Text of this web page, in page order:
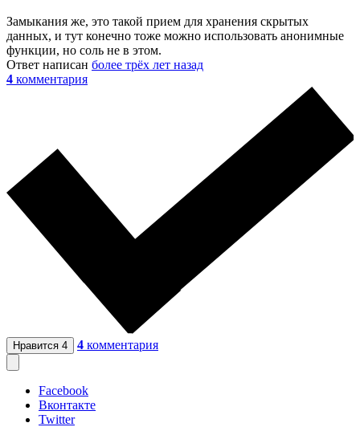
Замыкания же, это такой прием для хранения скрытых
данных, и тут конечно тоже можно использовать анонимные
функции, но соль не в этом.
Ответ написан более трёх лет назад
4 комментария
Нравится 4 4 комментария
Facebook
Вконтакте
Twitter